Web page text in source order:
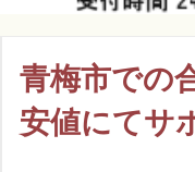
青梅市での
安値にてサ